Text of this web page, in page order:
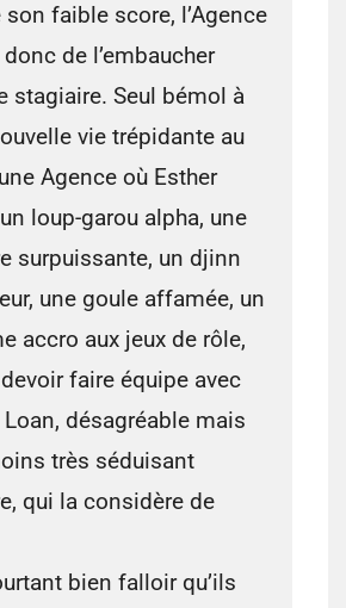
son faible score, l’Agence
de l’embaucher
stagiaire. Seul bémol à
vie trépidante au
Agence où Esther
loup-garou alpha, une
surpuissante, un djinn
une goule affamée, un
accro aux jeux de rôle,
faire équipe avec
Loan, désagréable mais
très séduisant
qui la considère de
bien falloir qu’ils